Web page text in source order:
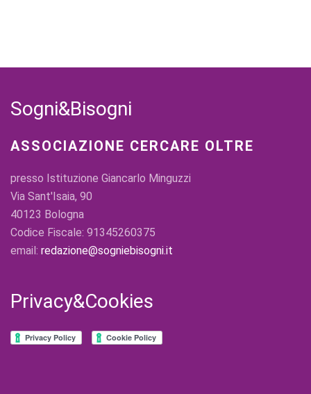
Sogni&Bisogni
ASSOCIAZIONE CERCARE OLTRE
presso Istituzione Giancarlo Minguzzi
Via Sant'Isaia, 90
40123 Bologna
Codice Fiscale: 91345260375
email: redazione@sogniebisogni.it
Privacy&Cookies